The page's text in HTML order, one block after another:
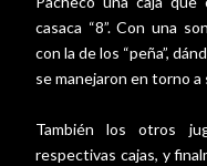
casaca “8”. Con una
con la de los “peña”,
se manejaron en torno a
También los otros
respectivas cajas, y